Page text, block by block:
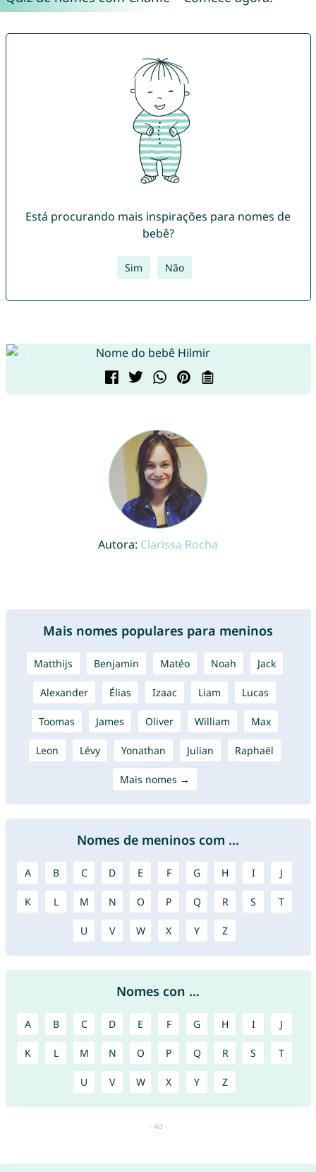
Está procurando mais inspirações para nomes de
bebê?
Sim Não
Autora: Clarissa Rocha
Mais nomes populares para meninos
Matthijs Benjamin Matéo Noah Jack
Alexander Élias Izaac Liam Lucas
Toomas James Oliver William Max
Leon Lévy Yonathan Julian Raphaël
Mais nomes →
Nomes de meninos com ...
A B C D E F G H I J
K L M N O P Q R S T
U V W X Y Z
Nomes con ...
A B C D E F G H I J
K L M N O P Q R S T
U V W X Y Z